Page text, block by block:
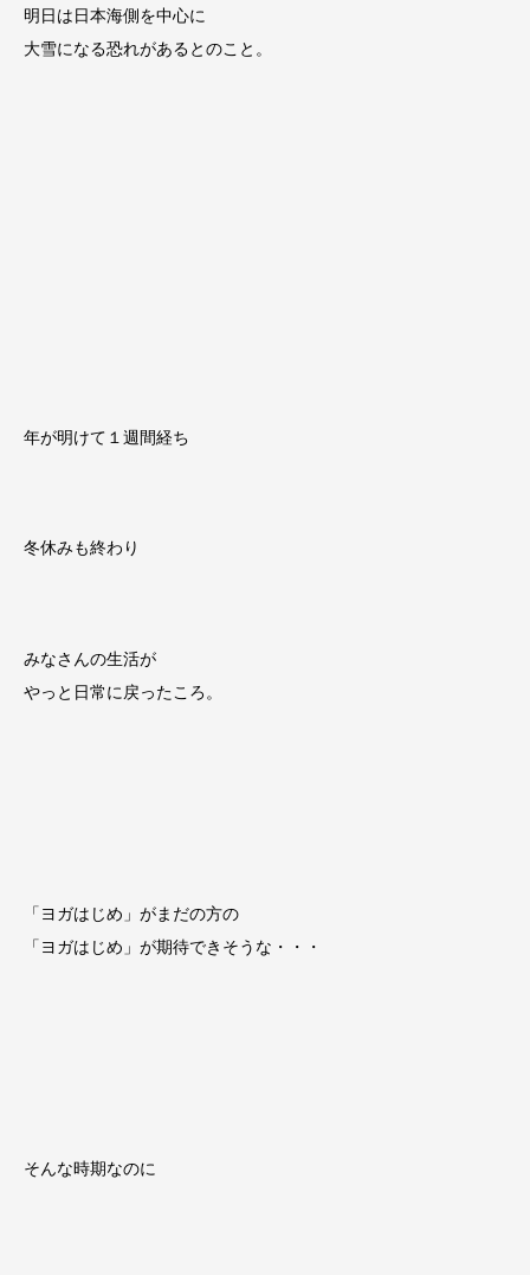
明日は日本海側を中心に
大雪になる恐れがあるとのこと。
年が明けて１週間経ち
冬休みも終わり
みなさんの生活が
やっと日常に戻ったころ。
「ヨガはじめ」がまだの方の
「ヨガはじめ」が期待できそうな・・・
そんな時期なのに